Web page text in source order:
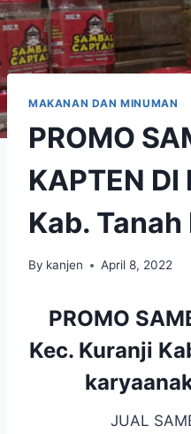
MAKANAN DAN MINUMAN
PROMO
KAPTEN
Kab. Tanah
By kanjen April 8, 2022
PROMO
Kec. Kuranji
JUAL